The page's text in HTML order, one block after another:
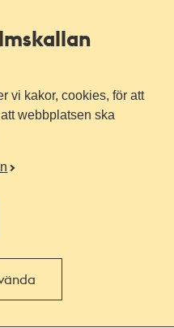
vi kakor, cookies, för att
webbplatsen ska